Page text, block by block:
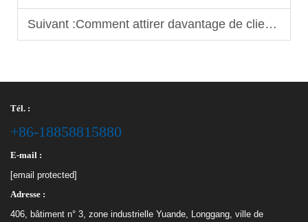
Suivant :Comment attirer davantage de clients B2B avec des agendas personnalisés
Tél. :
+86-18858815880
E-mail :
[email protected]
Adresse :
406, bâtiment n° 3, zone industrielle Yuande, Longgang, ville de